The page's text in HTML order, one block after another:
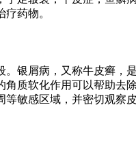
药物。
银屑病，又称牛皮癣
质软化作用可以帮助去
敏感区域，并密切观察皮